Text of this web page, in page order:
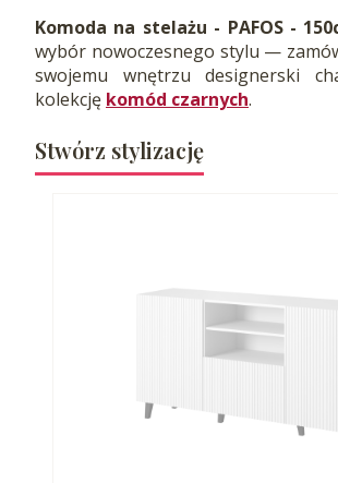
Komoda na stelażu - PAFOS -
wybór nowoczesnego stylu —
swojemu wnętrzu designerski
kolekcję komód czarnych.
Stwórz stylizację